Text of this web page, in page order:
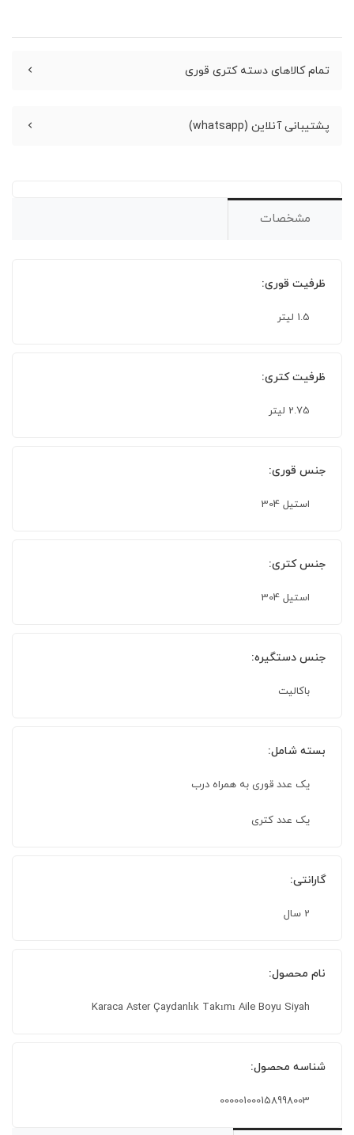
تمام کالاهای دسته کتری قوری
پشتیبانی آنلاین (whatsapp)
مشخصات
ظرفیت قوری:
1.5 لیتر
ظرفیت کتری:
2.75 لیتر
جنس قوری:
استیل 304
جنس کتری:
استیل 304
جنس دستگیره:
باکالیت
بسته شامل:
یک عدد قوری به همراه درب
یک عدد کتری
گارانتی:
2 سال
نام محصول:
Karaca Aster Çaydanlık Takımı Aile Boyu Siyah
شناسه محصول:
000001000158998003